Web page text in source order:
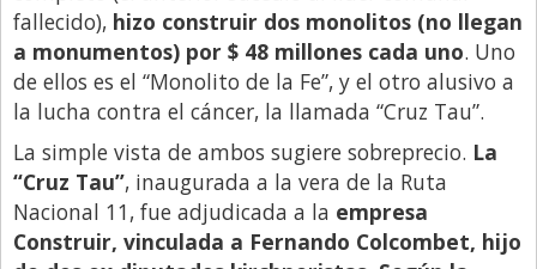
Real Estate y Propiedades
Responsabilidad Social
Salidas
Santa Fe
Show Business
Sociedad
fallecido), hizo construir dos monolitos (no llegan
a monumentos) por $ 48 millones cada uno. Uno
de ellos es el “Monolito de la Fe”, y el otro alusivo a
la lucha contra el cáncer, la llamada “Cruz Tau”.
La simple vista de ambos sugiere sobreprecio. La
“Cruz Tau”, inaugurada a la vera de la Ruta
Nacional 11, fue adjudicada a la empresa
Construir, vinculada a Fernando Colcombet, hijo